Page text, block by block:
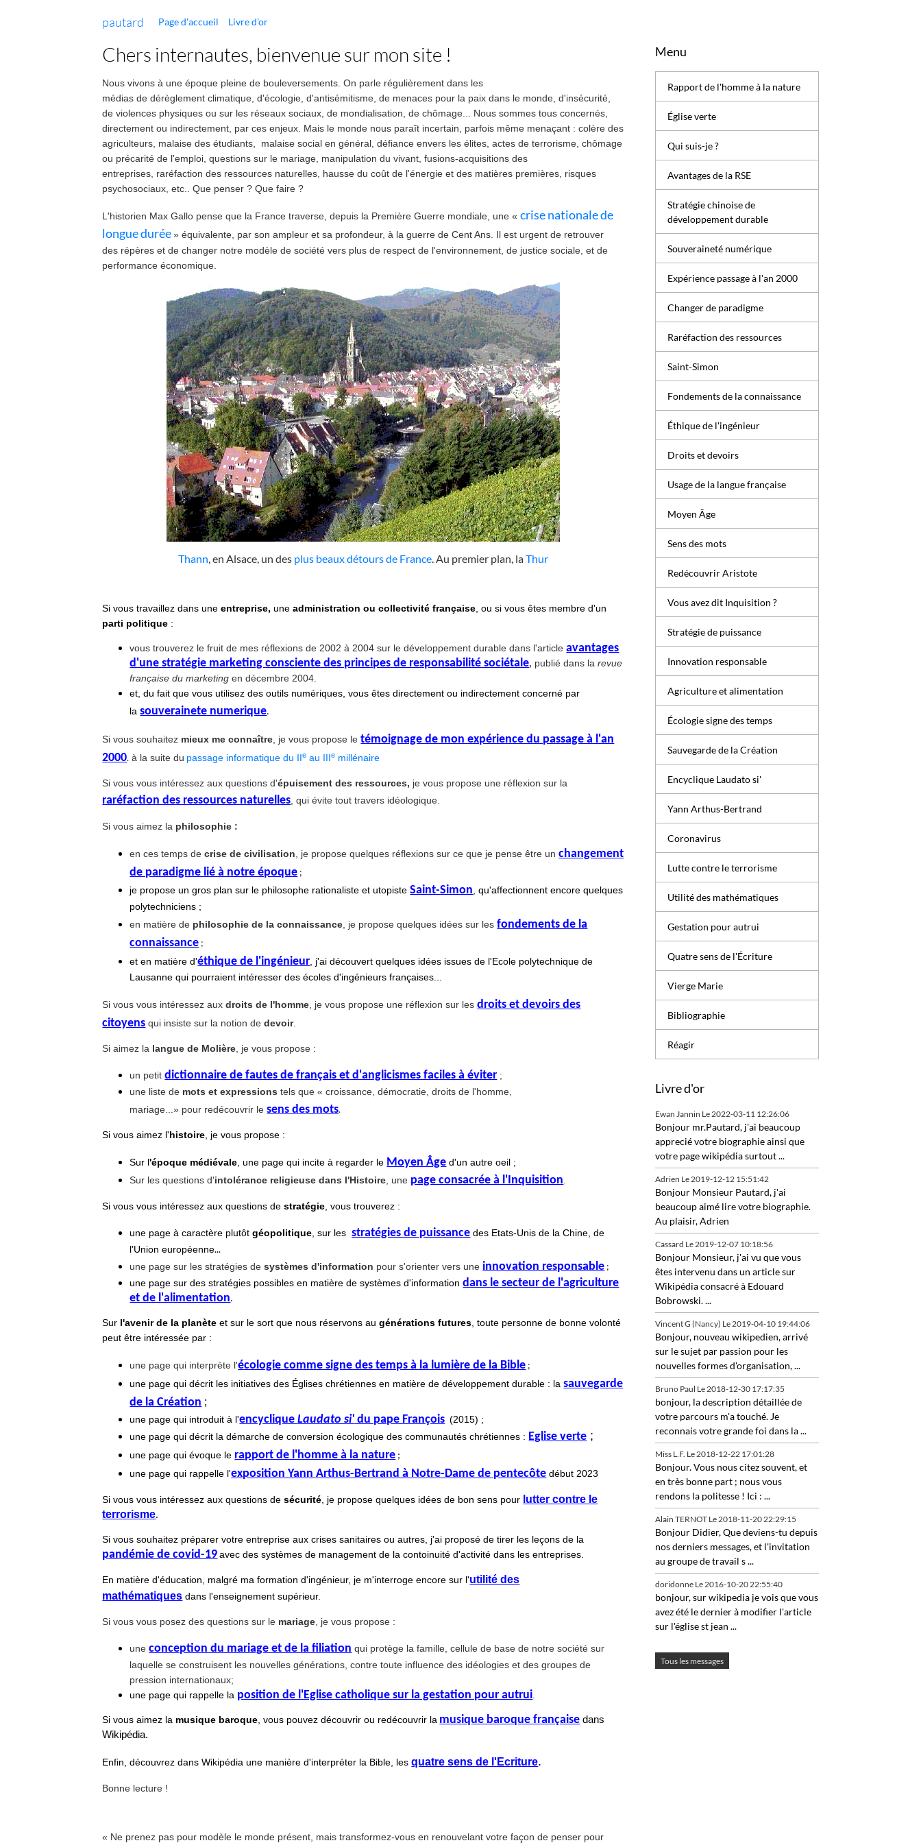
pautard Page d'accueil Livre d'or
Chers internautes, bienvenue sur mon site !
Nous vivons à une époque pleine de bouleversements. On parle régulièrement dans les
médiasdedérèglement climatique,d'écologie,d'antisémitisme, de menaces pour la paix dans le monde,d'insécurité,
de violences physiques ou sur les réseaux sociaux,de mondialisation,de chômage... Nous sommes tous concernés
directement ou indirectement, par ces enjeux. Mais le monde nous paraît incertain, parfois même menaçant :colère des
agriculteurs, malaise des étudiants,
malaise social en général, défiance envers les élites, actes de terrorisme, chômage
ou précarité de l'emploi, questions sur le mariage, manipulation du vivant, fusions-acquisitions des
entreprises, raréfaction des ressources naturelles, hausse du coût de l'énergie et des matières premières, risques
psychosociaux, etc.. Que penser ? Que faire ?
L'historien Max Gallo pense que la France traverse, depuis la Première Guerre mondiale, une«crise nationale de
longue durée » équivalente, par son ampleur et sa profondeur, à la guerre de Cent Ans. Il est urgent de retrouver
des répères et de changer notre modèle de société vers plus de respect de l'environnement, de justice sociale, et de
performance économique.
Thann, en Alsace, un des plus beaux détours de France. Au premier plan, laThur
Si vous travaillez dans uneentreprise, uneadministration ou collectivité française , ou si vous êtes membre d'un
parti politique :
vous trouverez le fruit de mes réflexions de 2002 à 2004 sur le développement durable dans l'articleavantages
d'une stratégie marketing consciente des principes de responsabilité sociétale, publié dans larevue
française du marketing en décembre 2004.
et, du fait que vous utilisez des outils numériques, vous êtes directement ou indirectement concerné par
lasouverainete numerique.
Si vous souhaitez mieux me connaître je vous propose le témoignage de mon expérience du passage à l'an
2000. à la suite du passage informatique du IIe au IIIe millénaire
Si vous vous intéressez aux questions d'épuisement des ressources, je vous propose une réflexion sur la
raréfaction des ressources naturelles , qui évite tout travers idéologique.
Si vous aimez la philosophie :
en ces temps decrise de civilisation , je propose quelques réflexions sur ce que je pense être unchangement
de paradigme lié à notre époque ;
je propose un gros plan sur le philosophe rationaliste et utopisteSaint-Simon , qu'affectionnent encore quelques
polytechniciens ;
en matière de philosophie de la connaissance , je propose quelques idées sur lesfondements de la
connaissance ;
et en matière d'éthique de l'ingénieur , j'ai découvert quelques idées issues de l'Ecole polytechnique de
Lausanne qui pourraient intéresser des écoles d'ingénieurs françaises...
Si vous vous intéressez auxdroits de l'homme , je vous propose une réflexion sur lesdroits et devoirs des
citoyens qui insiste sur la notion dedevoir.
Si aimez la langue de Molière , je vous propose :
un petitdictionnaire de fautes de français et d'anglicismes faciles à éviter ;
une liste de mots et expressions tels que« croissance, démocratie, droits de l'homme,
mariage...» pour redécouvrir lesens des mots.
Si vous aimez l'histoire , je vous propose :
Sur l'époque médiévale , une page qui incite à regarder le Moyen Âge d'un autre oeil ;
Sur les questions d'intolérance religieuse dans l'Histoire , une page consacrée à l'Inquisition
Si vous vous intéressez aux questions destratégie , vous trouverez :
une page à caractère plutôtgéopolitique , sur lesstratégies de puissance des Etats-Unis de la Chine, de
l'Union européenne...
une page sur les stratégies desystèmes d'information pour s'orienter vers une innovation responsable ;
une page sur des stratégies possibles en matière de systèmes d'informationdans le secteur de l'agriculture
et de l'alimentation.
Sur l'avenir de la planète et sur le sort que nous réservons augénérations futures , toute personne de bonne volonté
peut être intéressée par :
une page qui interprète l'écologie comme signe des temps à la lumière de la Bible ;
une page qui décrit les initiatives des Églises chrétiennes en matière de développement durable : lasauvegarde
de la Création ;
une page qui introduit à l'encycliqueLaudato si' du pape François (2015) ;
une page qui décrit la démarche de conversion écologique des communautés chrétiennes : Eglise verte ;
une page qui évoque le rapport de l'homme à la nature ;
une page qui rappelle l'exposition Yann Arthus-Bertrand à Notre-Dame de pentecôte début 2023
Si vous vous intéressez aux questions desécurité , je propose quelques idées de bon sens pour lutter contre le
terrorisme.
Si vous souhaitez préparer votre entreprise aux crises sanitaires ou autres, j'ai proposé de tirer les leçons de la
pandémie de covid-19 avec des systèmes de management de la contoinuité d'activité dans les entreprises.
En matière d'éducation, malgré ma formation d'ingénieur, je m'interroge encore sur l'utilité des
mathématiques dans l'enseignement supérieur.
Si vous vous posez des questions sur le mariage , je vous propose :
uneconception du mariage et de la filiation qui protège la famille, cellule de base de notre société sur
laquelle se construisent les nouvelles générations, contre toute influence des idéologies et des groupes de
pression internationaux;
une page qui rappelle la position de l'Eglise catholique sur la gestation pour autrui
Si vous aimez la musique baroque , vous pouvez découvrir ou redécouvrir la musique baroque française dans
Wikipédia.
Enfin, découvrez dans Wikipédia une manière d'interpréter la Bible, lesquatre sens de l'Ecriture.
Bonne lecture !
« Ne prenez pas pour modèle le monde présent, mais transformez-vous en renouvelant votre façon de penser pour
Menu
Rapport de l'homme à la nature
Église verte
Qui suis-je ?
Avantages de la RSE
Stratégie chinoise de
développement durable
Souveraineté numérique
Expérience passage à l'an 2000
Changer de paradigme
Raréfaction des ressources
Saint-Simon
Fondements de la connaissance
Éthique de l'ingénieur
Droits et devoirs
Usage de la langue française
Moyen Âge
Sens des mots
Redécouvrir Aristote
Vous avez dit Inquisition ?
Stratégie de puissance
Innovation responsable
Agriculture et alimentation
Écologie signe des temps
Sauvegarde de la Création
Encyclique Laudato si'
Yann Arthus-Bertrand
Coronavirus
Lutte contre le terrorisme
Utilité des mathématiques
Gestation pour autrui
Quatre sens de l'Écriture
Vierge Marie
Bibliographie
Réagir
Livre d'or
Ewan Jannin Le 2022-03-11 12:26:06
Bonjour mr.Pautard, j'ai beaucoup
apprecié votre biographie ainsi que
votre page wikipédia surtout ...
Adrien Le 2019-12-12 15:51:42
Bonjour Monsieur Pautard, j'ai
beaucoup aimé lire votre biographie.
Au plaisir, Adrien
Cassard Le 2019-12-07 10:18:56
Bonjour Monsieur, j'ai vu que vous
êtes intervenu dans un article sur
Wikipédia consacré à Edouard
Bobrowski. ...
Vincent G (Nancy) Le 2019-04-10 19:44:06
Bonjour, nouveau wikipedien, arrivé
sur le sujet par passion pour les
nouvelles formes d'organisation, ...
Bruno Paul Le 2018-12-30 17:17:35
bonjour, la description détaillée de
votre parcours m'a touché. Je
reconnais votre grande foi dans la ...
Miss L.F. Le 2018-12-22 17:01:28
Bonjour. Vous nous citez souvent, et
en très bonne part ; nous vous
rendons la politesse ! Ici : ...
Alain TERNOT Le 2018-11-20 22:29:15
Bonjour Didier, Que deviens-tu depuis
nos derniers messages, et l'invitation
au groupe de travail s ...
doridonne Le 2016-10-20 22:55:40
bonjour, sur wikipedia je vois que vous
avez été le dernier à modifier l'article
sur l'église st jean ...
Tous les messages